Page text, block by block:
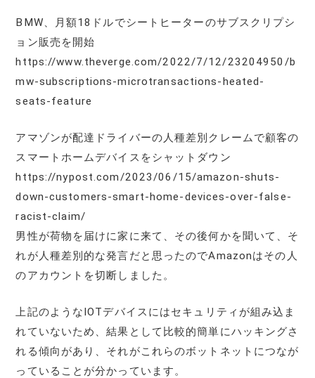
BMW、月額18ドルでシートヒーターのサブスクリプシ
ョン販売を開始
https://www.theverge.com/2022/7/12/23204950/b
mw-subscriptions-microtransactions-heated-
seats-feature
アマゾンが配達ドライバーの人種差別クレームで顧客の
スマートホームデバイスをシャットダウン
https://nypost.com/2023/06/15/amazon-shuts-
down-customers-smart-home-devices-over-false-
racist-claim/
男性が荷物を届けに家に来て、その後何かを聞いて、そ
れが人種差別的な発言だと思ったのでAmazonはその人
のアカウントを切断しました。
上記のようなIOTデバイスにはセキュリティが組み込ま
れていないため、結果として比較的簡単にハッキングさ
れる傾向があり、それがこれらのボットネットにつなが
っていることが分かっています。